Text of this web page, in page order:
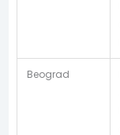
Beograd